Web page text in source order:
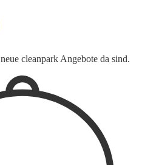
cleanpark Angebote da sind.